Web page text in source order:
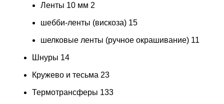
Ленты 10 мм 2
шебби-ленты (вискоза) 15
шелковые ленты (ручное окрашивание) 11
Шнуры 14
Кружево и тесьма 23
Термотрансферы 133